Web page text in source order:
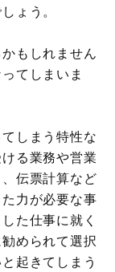
ょう。
もしれません
てしまいま
しまう特性な
る業務や営業
伝票計算など
力が必要な事
た仕事に就く
められて選択
起きてしまう